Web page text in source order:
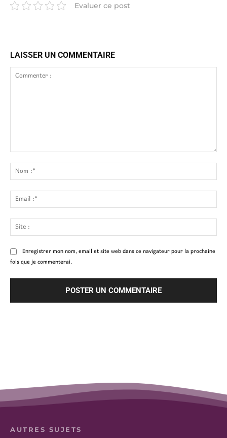
Evaluer ce post
LAISSER UN COMMENTAIRE
:
:*
:*
:
Enregistrer mon nom, email et site web dans ce navigateur pour la prochaine
fois que je commenterai.
AUTRES SUJETS